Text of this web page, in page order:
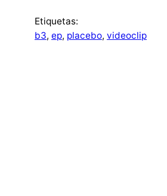
Etiquetas:
b3, ep, placebo, videoclip